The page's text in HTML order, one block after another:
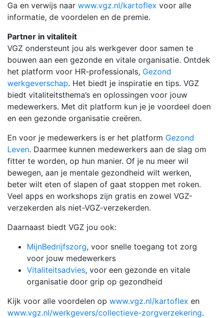
Ga en verwijs naar www.vgz.nl/kartoflex voor alle
informatie, de voordelen en de premie.
Partner in vitaliteit
VGZ ondersteunt jou als werkgever door samen te
bouwen aan een gezonde en vitale organisatie. Ontdek
het platform voor HR-professionals, Gezond
werkgeverschap. Het biedt je inspiratie en tips. VGZ
biedt vitaliteitsthema’s en oplossingen voor jouw
medewerkers. Met dit platform kun je je voordeel doen
en een gezonde organisatie creëren.
En voor je medewerkers is er het platform Gezond
Leven. Daarmee kunnen medewerkers aan de slag om
fitter te worden, op hun manier. Of je nu meer wil
bewegen, aan je mentale gezondheid wilt werken,
beter wilt eten of slapen of gaat stoppen met roken.
Veel apps en workshops zijn gratis en zowel VGZ-
verzekerden als niet-VGZ-verzekerden.
Daarnaast biedt VGZ jou ook:
MijnBedrijfszorg, voor snelle toegang tot zorg
voor jouw medewerkers
Vitaliteitsadvies, voor een gezonde en vitale
organisatie door grip op gezondheid
Kijk voor alle voordelen op www.vgz.nl/kartoflex en
www.vgz.nl/werkgevers/collectieve-zorgverzekering.